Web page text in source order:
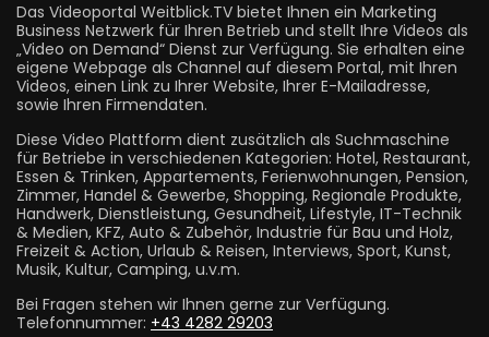
Das Videoportal Weitblick.TV bietet Ihnen ein Marketing
Business Netzwerk für Ihren Betrieb und stellt Ihre Videos als
„Video on Demand“ Dienst zur Verfügung. Sie erhalten eine
eigene Webpage als Channel auf diesem Portal, mit Ihren
Videos, einen Link zu Ihrer Website, Ihrer E-Mailadresse,
sowie Ihren Firmendaten.
Diese Video Plattform dient zusätzlich als Suchmaschine
für Betriebe in verschiedenen Kategorien: Hotel, Restaurant,
Essen & Trinken, Appartements, Ferienwohnungen, Pension,
Zimmer, Handel & Gewerbe, Shopping, Regionale Produkte,
Handwerk, Dienstleistung, Gesundheit, Lifestyle, IT-Technik
& Medien, KFZ, Auto & Zubehör, Industrie für Bau und Holz,
Freizeit & Action, Urlaub & Reisen, Interviews, Sport, Kunst,
Musik, Kultur, Camping, u.v.m.
Bei Fragen stehen wir Ihnen gerne zur Verfügung.
Telefonnummer: +43 4282 29203